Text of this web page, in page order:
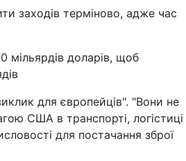
заходів терміново, адже час
мільярдів доларів, щоб
для європейців". "Вони не
США в транспорті, логістиці
для постачання зброї